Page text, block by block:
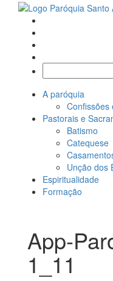
A paróquia
Confissões
Pastorais e
Batismo
Catequese
Unção dos
Espiritualidade
Formação
App-
1_11